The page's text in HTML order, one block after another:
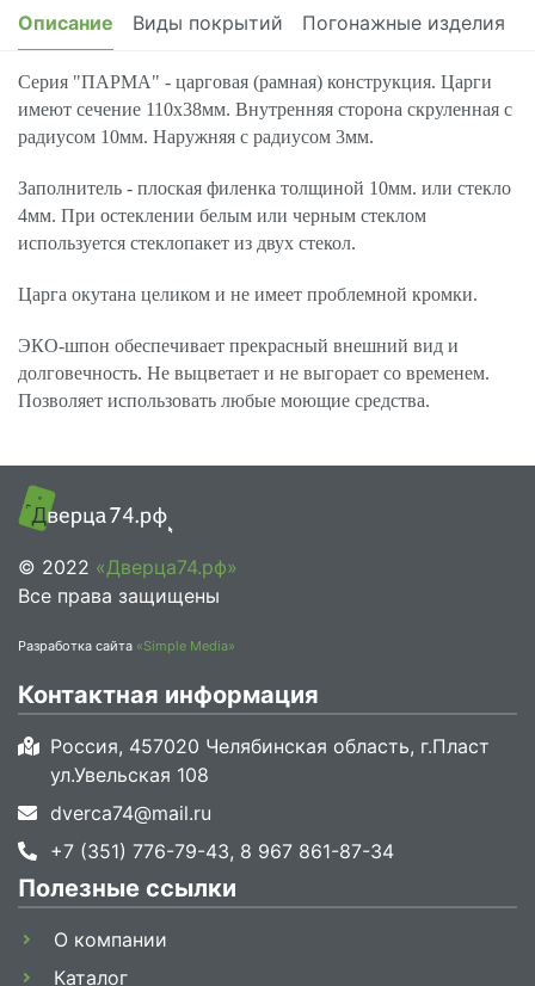
Описание Виды покрытий Погонажные изделия
Серия "ПАРМА" - царговая (рамная) конструкция. Царги
имеют сечение 110х38мм. Внутренняя сторона скруленная с
радиусом 10мм. Наружняя с радиусом 3мм.
Заполнитель - плоская филенка толщиной 10мм. или стекло
4мм. При остеклении белым или черным стеклом
используется стеклопакет из двух стекол.
Царга окутана целиком и не имеет проблемной кромки.
ЭКО-шпон обеспечивает прекрасный внешний вид и
долговечность. Не выцветает и не выгорает со временем.
Позволяет использовать любые моющие средства.
© 2022 «Дверца74.рф»
Все права защищены
Разработка сайта «Simple Media»
Контактная информация
Россия, 457020 Челябинская область, г.Пласт
ул.Увельская 108
dverca74@mail.ru
+7 (351) 776-79-43, 8 967 861-87-34
Полезные ссылки
О компании
Каталог